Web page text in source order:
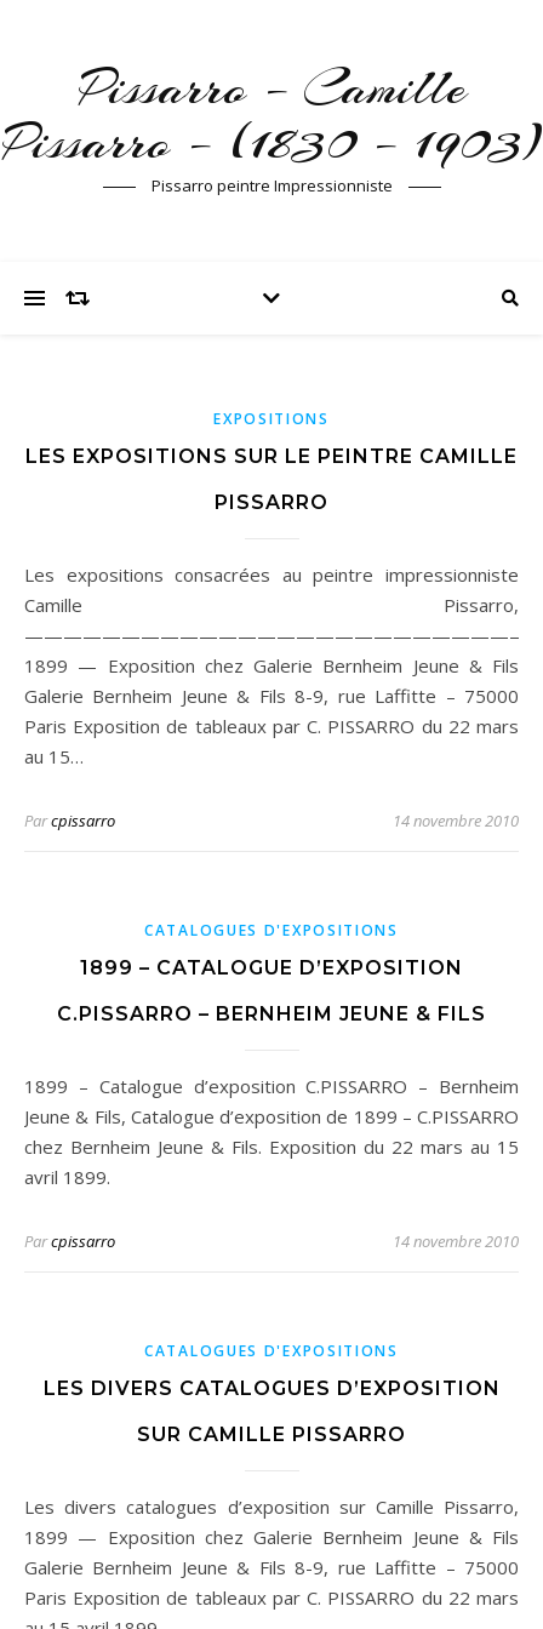
Pissarro – Camille
Pissarro – (1830 – 1903)
Pissarro peintre Impressionniste
EXPOSITIONS
LES EXPOSITIONS SUR LE PEINTRE CAMILLE
PISSARRO
Les expositions consacrées au peintre impressionniste
Camille Pissarro,
1899 — Exposition chez Galerie Bernheim Jeune & Fils
Galerie Bernheim Jeune & Fils 8-9, rue Laffitte – 75000
Paris Exposition de tableaux par C. PISSARRO du 22 mars
au 15…
Parcpissarro 14 novembre 2010
CATALOGUES D'EXPOSITIONS
1899 – CATALOGUE D’EXPOSITION
C.PISSARRO – BERNHEIM JEUNE & FILS
1899 – Catalogue d’exposition C.PISSARRO – Bernheim
Jeune & Fils, Catalogue d’exposition de 1899 – C.PISSARRO
chez Bernheim Jeune & Fils. Exposition du 22 mars au 15
avril 1899.
Parcpissarro 14 novembre 2010
CATALOGUES D'EXPOSITIONS
LES DIVERS CATALOGUES D’EXPOSITION
SUR CAMILLE PISSARRO
Les divers catalogues d’exposition sur Camille Pissarro,
1899 — Exposition chez Galerie Bernheim Jeune & Fils
Galerie Bernheim Jeune & Fils 8-9, rue Laffitte – 75000
Paris Exposition de tableaux par C. PISSARRO du 22 mars